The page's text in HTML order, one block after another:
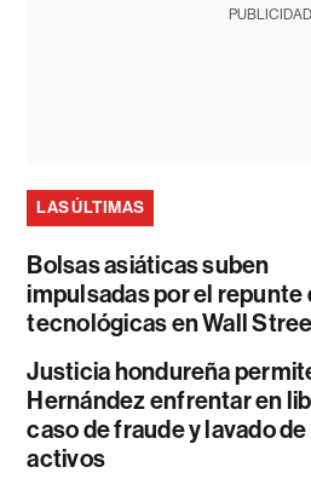
PUBLICIDAD
LAS ÚLTIMAS
Bolsas asiáticas suben
impulsadas por el repunte
tecnológicas en Wall
Justicia hondureña
Hernández enfrentar en
caso de fraude y lavado de
activos